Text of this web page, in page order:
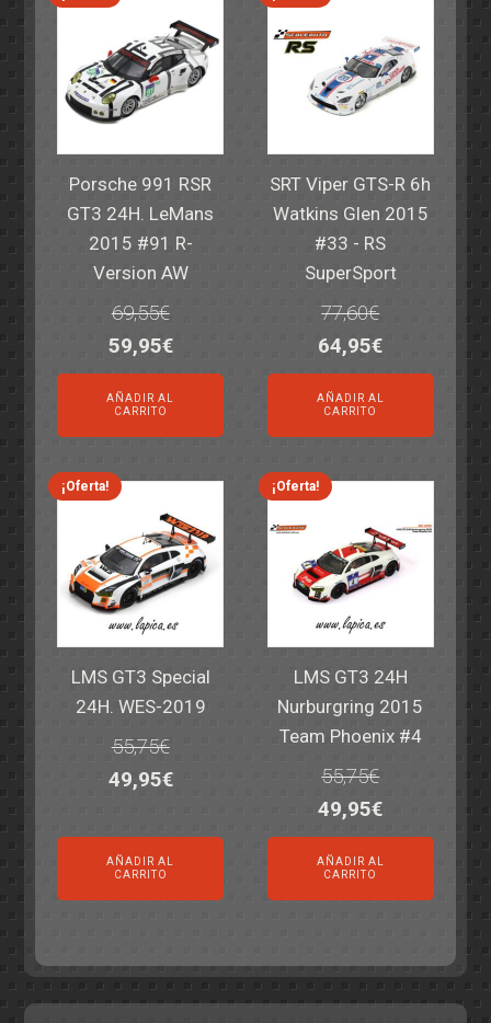
Porsche 991 RSR
GT3 24H. LeMans
2015 #91 R-
Version AW
69,55€
El
precio
original
era:
69,55€.
59,95€El
precio
actual
es:
59,95€.
AÑADIR AL
CARRITO
SRT Viper GTS-R 6h
Watkins Glen 2015
#33 - RS
SuperSport
77,60€
El
precio
original
era:
77,60€.
64,95€El
precio
actual
es:
64,95€.
AÑADIR AL
CARRITO
¡Oferta!
LMS GT3 Special
24H. WES-2019
55,75€
El
original
era:
49,95€El
actual
AÑADIR AL
CARRITO
¡Oferta!
LMS GT3 24H
Nurburgring 2015
Team Phoenix #4
55,75€
El
precio
original
era:
49,95€El
precio
actual
es:
AÑADIR AL
CARRITO